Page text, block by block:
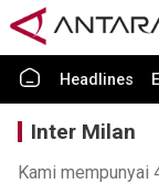
Headlines
Inter Milan
Kami mempunyai